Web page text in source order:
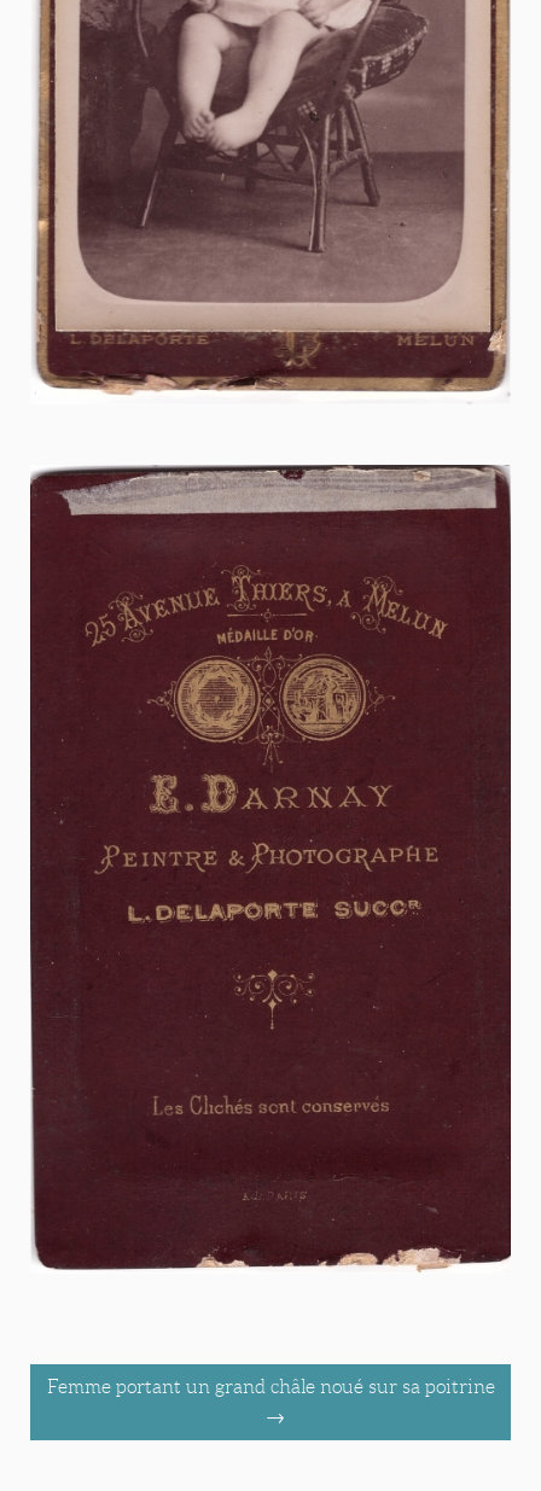
Femme portant un grand châle noué sur sa poitrine